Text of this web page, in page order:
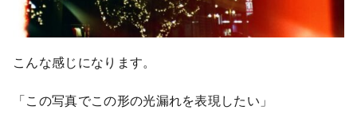
こんな感じになります。
「この写真でこの形の光漏れを表現したい」